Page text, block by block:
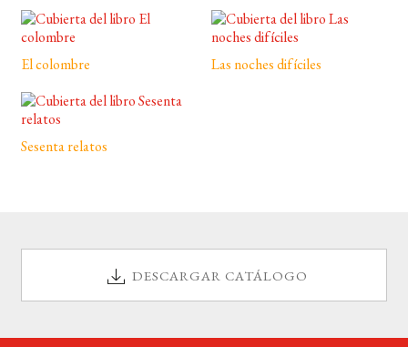
El colombre Las noches difíciles
Sesenta relatos
DESCARGAR CATÁLOGO